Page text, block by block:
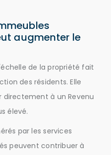
augmenter le
de la propriété fait
des résidents. Elle
à un Revenu
élevé.
par les services
peuvent contribuer à